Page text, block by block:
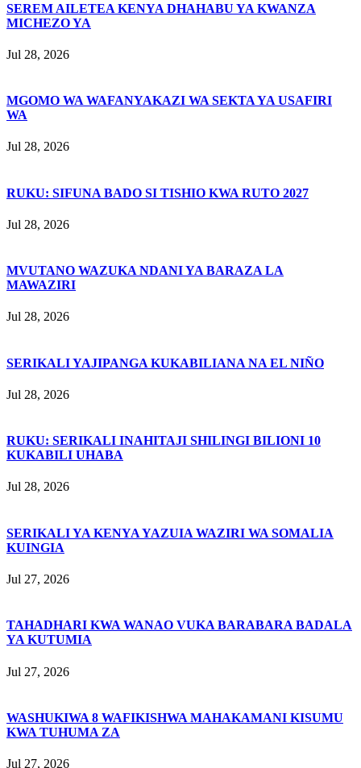
SEREM AILETEA KENYA DHAHABU YA KWANZA
MICHEZO YA
Jul 28, 2026
MGOMO WA WAFANYAKAZI WA SEKTA YA USAFIRI
WA
Jul 28, 2026
RUKU: SIFUNA BADO SI TISHIO KWA RUTO 2027
Jul 28, 2026
MVUTANO WAZUKA NDANI YA BARAZA LA
MAWAZIRI
Jul 28, 2026
SERIKALI YAJIPANGA KUKABILIANA NA EL NIÑO
Jul 28, 2026
RUKU: SERIKALI INAHITAJI SHILINGI BILIONI 10
KUKABILI UHABA
Jul 28, 2026
SERIKALI YA KENYA YAZUIA WAZIRI WA SOMALIA
KUINGIA
Jul 27, 2026
TAHADHARI KWA WANAO VUKA BARABARA BADALA
YA KUTUMIA
Jul 27, 2026
WASHUKIWA 8 WAFIKISHWA MAHAKAMANI KISUMU
KWA TUHUMA ZA
Jul 27, 2026